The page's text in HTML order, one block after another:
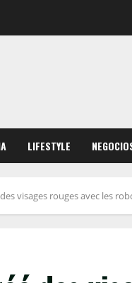
LIFESTYLE
visages rouges avec les